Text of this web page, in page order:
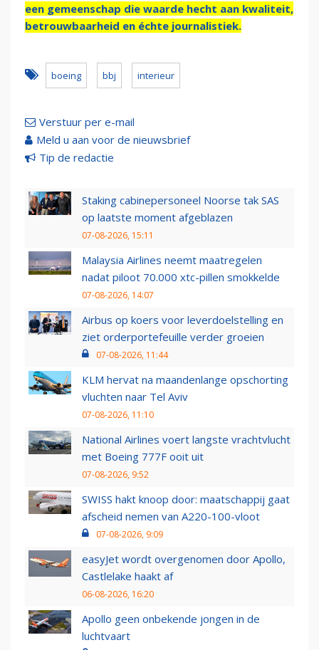
een gemeenschap die waarde hecht aan kwaliteit,
betrouwbaarheid en échte journalistiek.
boeing bbj interieur
Verstuur per e-mail
Meld u aan voor de nieuwsbrief
Tip de redactie
Staking cabinepersoneel Noorse tak SAS
op laatste moment afgeblazen
07-08-2026, 15:11
Malaysia Airlines neemt maatregelen
nadat piloot 70.000 xtc-pillen smokkelde
07-08-2026, 14:07
Airbus op koers voor leverdoelstelling en
ziet orderportefeuille verder groeien
07-08-2026, 11:44
KLM hervat na maandenlange opschorting
vluchten naar Tel Aviv
07-08-2026, 11:10
National Airlines voert langste vrachtvlucht
met Boeing 777F ooit uit
07-08-2026, 9:52
SWISS hakt knoop door: maatschappij gaat
afscheid nemen van A220-100-vloot
07-08-2026, 9:09
easyJet wordt overgenomen door Apollo,
Castlelake haakt af
06-08-2026, 16:20
Apollo geen onbekende jongen in de
luchtvaart